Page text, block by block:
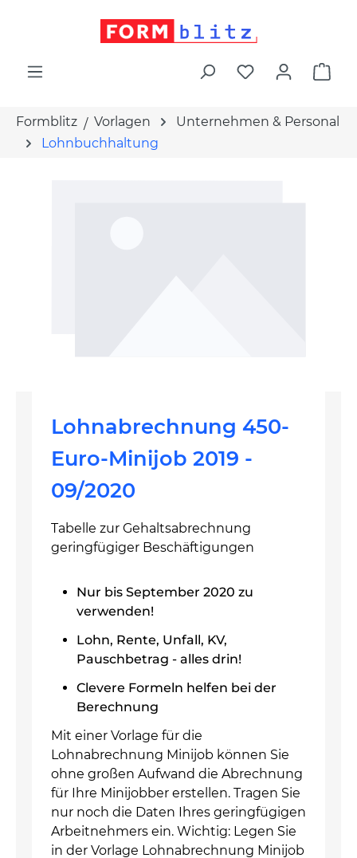
Formblitz Vorlagen
Unternehmen & Personal
Lohnbuchhaltung
Lohnabrechnung 450-
Euro-Minijob 2019 -
09/2020
Tabelle zur Gehaltsabrechnung
geringfügiger Beschäftigungen
Nur bis September 2020 zu
verwenden!
Lohn, Rente, Unfall, KV,
Pauschbetrag - alles drin!
Clevere Formeln helfen bei der
Berechnung
Mit einer Vorlage für die
Lohnabrechnung Minijob können Sie
ohne großen Aufwand die Abrechnung
für Ihre Minijobber erstellen. Tragen Sie
nur noch die Daten Ihres geringfügigen
Arbeitnehmers ein. Wichtig: Legen Sie
in der Vorlage Lohnabrechnung Minijob